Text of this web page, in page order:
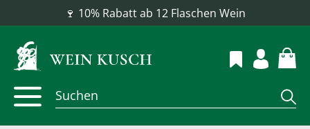
📦 Versandkostenfrei ab 100 €